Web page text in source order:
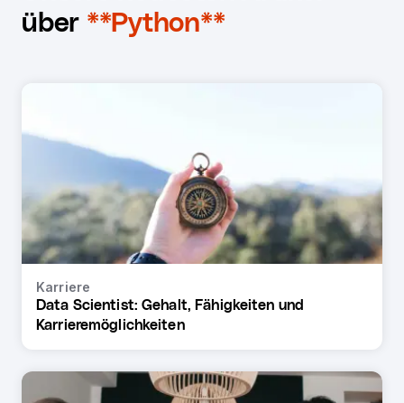
über **Python**
Karriere
Data Scientist: Gehalt, Fähigkeiten und
Karrieremöglichkeiten